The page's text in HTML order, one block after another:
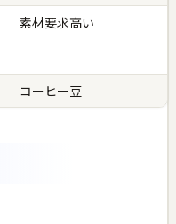
素材要求高い
コーヒー豆